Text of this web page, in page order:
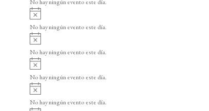
i
o
No hay ningún evento este día.
v
i
o
No hay ningún evento este día.
v
i
o
No hay ningún evento este día.
v
i
o
No hay ningún evento este día.
v
i
No hay ningún evento este día.